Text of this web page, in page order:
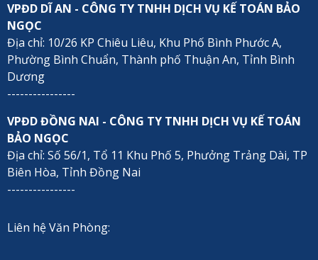
VPĐD DĨ AN - CÔNG TY TNHH DỊCH VỤ KẾ TOÁN BẢO
NGỌC
Địa chỉ: 10/26 KP Chiêu Liêu, Khu Phố Bình Phước A,
Phường Bình Chuẩn, Thành phố Thuận An, Tỉnh Bình
Dương
----------------
VPĐD ĐỒNG NAI - CÔNG TY TNHH DỊCH VỤ KẾ TOÁN
BẢO NGỌC
Địa chỉ: Số 56/1, Tổ 11 Khu Phố 5, Phưởng Trảng Dài, TP
Biên Hòa, Tỉnh Đồng Nai
----------------
Liên hệ Văn Phòng: